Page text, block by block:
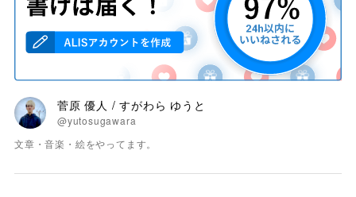
菅原 優人 / すがわら ゆうと
@yutosugawara
文章・音楽・絵をやってます。